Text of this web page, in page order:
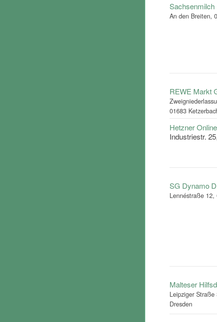
An den Breiten,
REWE Markt
01683
Hetzner
Industriestr.
SG Dynamo
Lennéstraße 12,
Malteser
Leipziger
Dresden